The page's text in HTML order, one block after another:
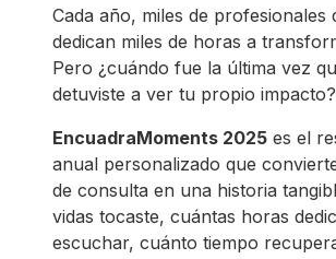
Cada año, miles de profesionales
dedican miles de horas a
Pero ¿cuándo fue la última vez
detuviste a ver tu propio impacto?
EncuadraMoments 2025 es el
anual personalizado que
de consulta en una historia
vidas tocaste, cuántas horas
escuchar, cuánto tiempo